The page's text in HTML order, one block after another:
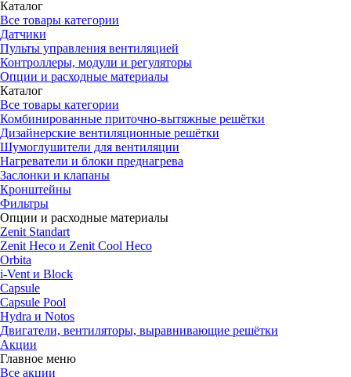
Каталог
Все товары категории
Датчики
Пульты управления вентиляцией
Контроллеры, модули и регуляторы
Опции и расходные материалы
Каталог
Все товары категории
Комбинированные приточно-вытяжные решётки
Дизайнерские вентиляционные решётки
Шумоглушители для вентиляции
Нагреватели и блоки преднагрева
Заслонки и клапаны
Кронштейны
Фильтры
Опции и расходные материалы
Zenit Standart
Zenit Heco и Zenit Cool Heco
Orbita
i-Vent и Block
Capsule
Capsule Pool
Hydra и Notos
Двигатели, вентиляторы, выравнивающие решётки
Акции
Главное меню
Все акции